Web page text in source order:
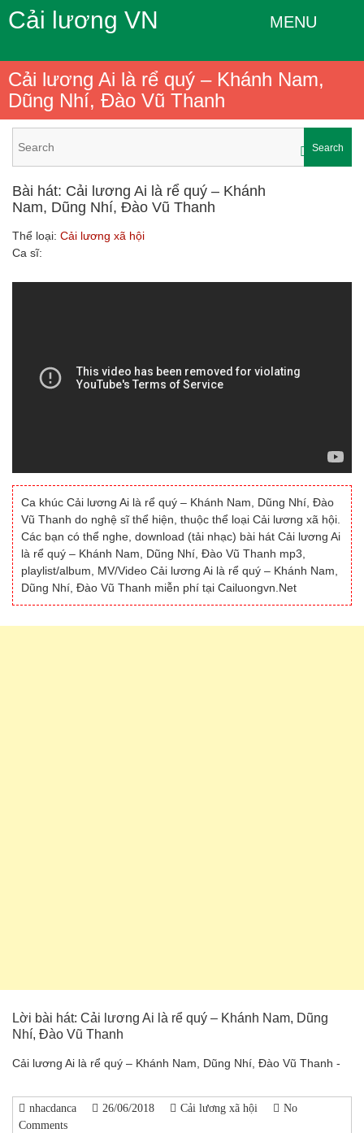
Cải lương VN MENU
Cải lương Ai là rể quý – Khánh Nam,
Dũng Nhí, Đào Vũ Thanh
Search
Bài hát: Cải lương Ai là rể quý – Khánh
Nam, Dũng Nhí, Đào Vũ Thanh
Thể loại: Cải lương xã hội
Ca sĩ:
Ca khúc Cải lương Ai là rể quý – Khánh Nam, Dũng Nhí, Đào
Vũ Thanh do nghệ sĩ thể hiện, thuộc thể loại Cải lương xã hội.
Các bạn có thể nghe, download (tải nhạc) bài hát Cải lương Ai
là rể quý – Khánh Nam, Dũng Nhí, Đào Vũ Thanh mp3,
playlist/album, MV/Video Cải lương Ai là rể quý – Khánh Nam,
Dũng Nhí, Đào Vũ Thanh miễn phí tại Cailuongvn.Net
Lời bài hát: Cải lương Ai là rể quý – Khánh Nam, Dũng
Nhí, Đào Vũ Thanh
Cải lương Ai là rể quý – Khánh Nam, Dũng Nhí, Đào Vũ Thanh -
nhacdanca 26/06/2018 Cải lương xã hội
No
Comments